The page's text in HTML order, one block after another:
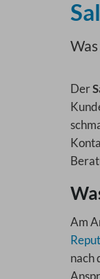
Der
Am
nach